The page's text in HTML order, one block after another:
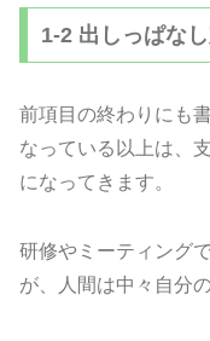
1-2 出しっぱな
前項目の終わりにも
なっている以上は、
になってきます。
研修やミーティング
が、人間は中々自分